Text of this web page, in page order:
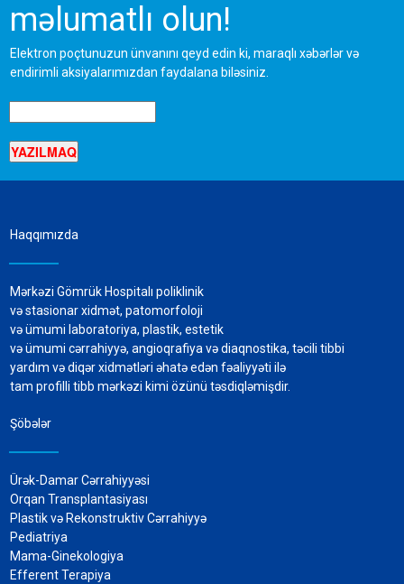
məlumatlı olun!
Elektron poçtunuzun ünvanını qeyd edin ki, maraqlı xəbərlər və
endirimli aksiyalarımızdan faydalana biləsiniz.
Haqqımızda
Mərkəzi Gömrük Hospitalı poliklinik
və stasionar xidmət, patomorfoloji
və ümumi laboratoriya, plastik, estetik
və ümumi cərrahiyyə, angioqrafiya və diaqnostika, təcili tibbi
yardım və diqər xidmətləri əhatə edən fəaliyyəti ilə
tam profilli tibb mərkəzi kimi özünü təsdiqləmişdir.
Şöbələr
Ürək-Damar Cərrahiyyəsi
Orqan Transplantasiyası
Plastik və Rekonstruktiv Cərrahiyyə
Pediatriya
Mama-Ginekologiya
Efferent Terapiya